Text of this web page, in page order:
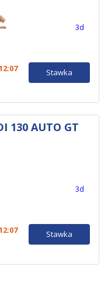
3d
Stawka
130 AUTO GT
3d
Stawka